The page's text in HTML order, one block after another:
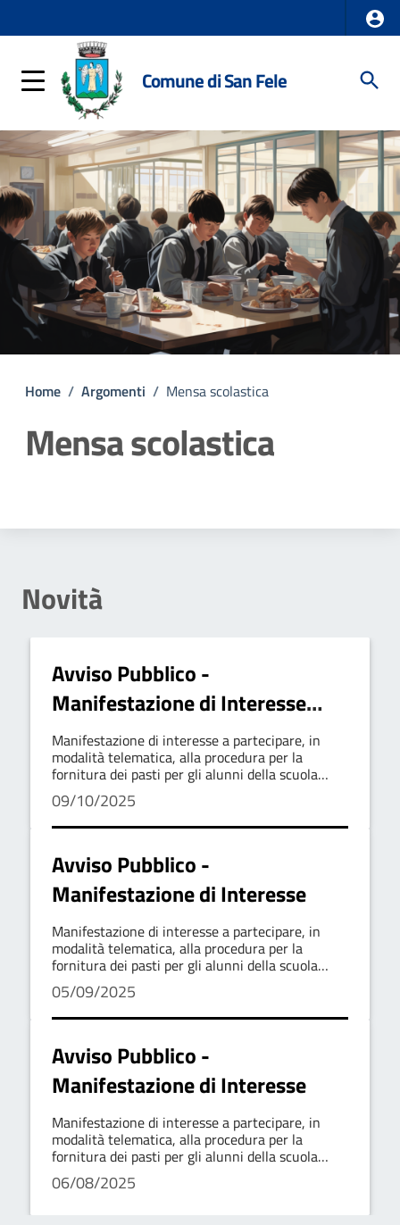
Comune di San Fele
Home / Argomenti / Mensa scolastica
Mensa scolastica
Novità
Avviso Pubblico -
Manifestazione di Interesse
Fornitura Pasti
Manifestazione di interesse a partecipare, in
modalità telematica, alla procedura per la
fornitura dei pasti per gli alunni della scuola
dell'Infanzia
09/10/2025
Avviso Pubblico -
Manifestazione di Interesse
Manifestazione di interesse a partecipare, in
modalità telematica, alla procedura per la
fornitura dei pasti per gli alunni della scuola
dell'Infanzia
05/09/2025
Avviso Pubblico -
Manifestazione di Interesse
Manifestazione di interesse a partecipare, in
modalità telematica, alla procedura per la
fornitura dei pasti per gli alunni della scuola
dell'Infanzia
06/08/2025